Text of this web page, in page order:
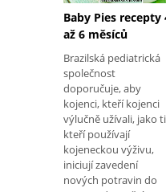
Baby Pies recepty
až 6 měsíců
Brazilská pediatrická
společnost
doporučuje, aby
kojenci, kteří kojenci
výlučně užívali, jako
kteří používají
kojeneckou výživu,
iniciují zavedení
nových potravin do